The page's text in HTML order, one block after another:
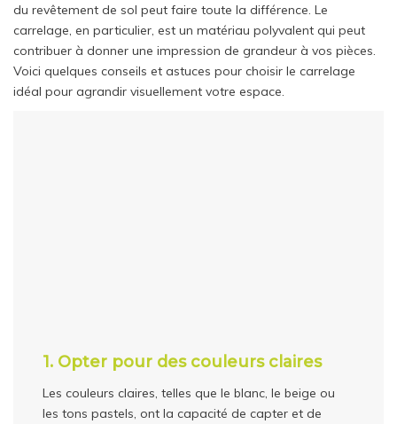
du revêtement de sol peut faire toute la différence. Le
carrelage, en particulier, est un matériau polyvalent qui peut
contribuer à donner une impression de grandeur à vos pièces.
Voici quelques conseils et astuces pour choisir le carrelage
idéal pour agrandir visuellement votre espace.
1. Opter pour des couleurs claires
Les couleurs claires, telles que le blanc, le beige ou
les tons pastels, ont la capacité de capter et de